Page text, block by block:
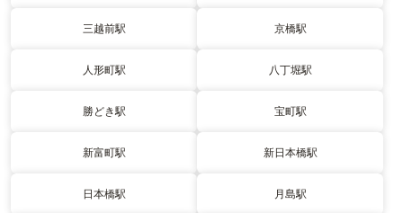
三越前駅 京橋駅
人形町駅 八丁堀駅
勝どき駅 宝町駅
新富町駅 新日本橋駅
日本橋駅 月島駅